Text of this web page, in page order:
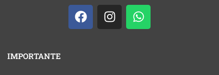
IMPORTANTE